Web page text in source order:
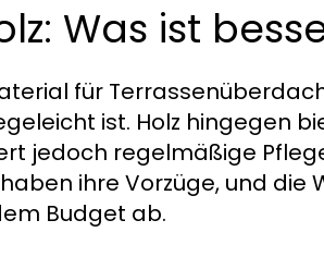
Was ist
für
ist. Holz hingegen
jedoch regelmäßige
ihre Vorzüge, und die
Budget ab.